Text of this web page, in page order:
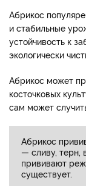
Абрикос
и стабильные
устойчивость к
экологически
Абрикос может
косточковых
сам может
Абрикос
— сливу, терн,
прививают
существует.